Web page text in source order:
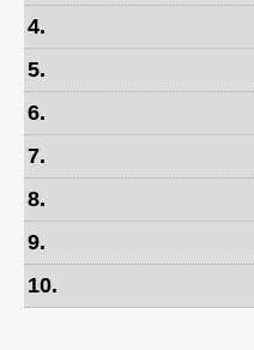
4.
5.
6.
7.
8.
9.
10.